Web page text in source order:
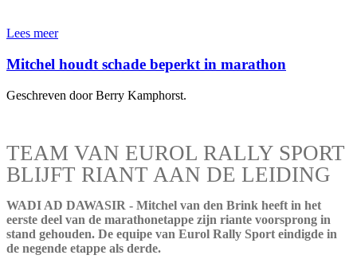
Lees meer
Mitchel houdt schade beperkt in marathon
Geschreven door Berry Kamphorst.
TEAM VAN EUROL RALLY SPORT
BLIJFT RIANT AAN DE LEIDING
WADI AD DAWASIR - Mitchel van den Brink heeft in het
eerste deel van de marathonetappe zijn riante voorsprong in
stand gehouden. De equipe van Eurol Rally Sport eindigde in
de negende etappe als derde.